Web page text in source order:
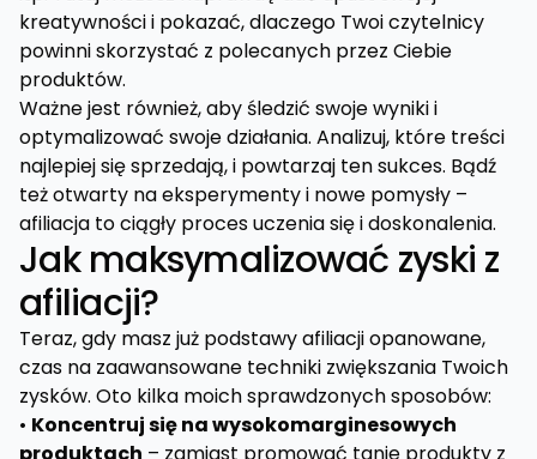
kreatywności i pokazać, dlaczego Twoi czytelnicy
powinni skorzystać z polecanych przez Ciebie
produktów.
Ważne jest również, aby śledzić swoje wyniki i
optymalizować swoje działania. Analizuj, które treści
najlepiej się sprzedają, i powtarzaj ten sukces. Bądź
też otwarty na eksperymenty i nowe pomysły –
afiliacja to ciągły proces uczenia się i doskonalenia.
Jak maksymalizować zyski z
afiliacji?
Teraz, gdy masz już podstawy afiliacji opanowane,
czas na zaawansowane techniki zwiększania Twoich
zysków. Oto kilka moich sprawdzonych sposobów:
• Koncentruj się na wysokomarginesowych